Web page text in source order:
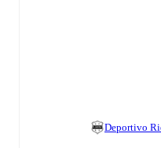
Deportivo